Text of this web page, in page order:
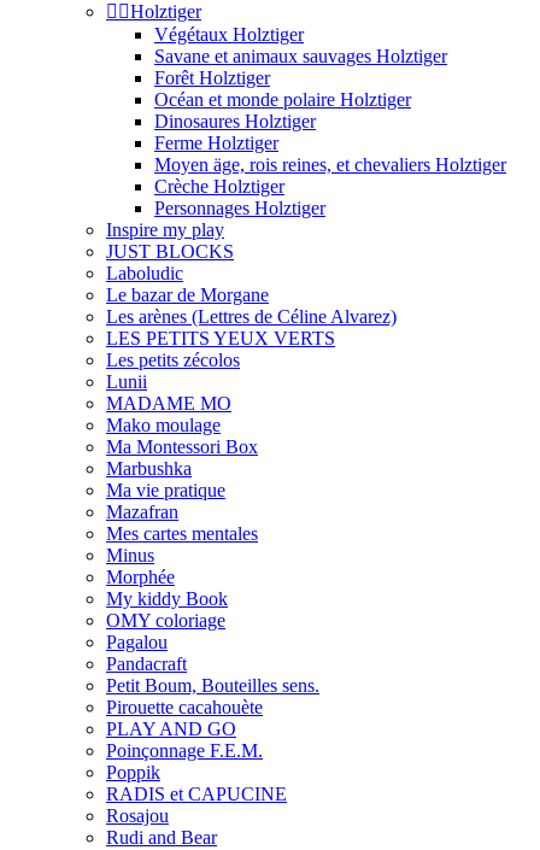
 Holztiger
Végétaux Holztiger
Savane et animaux sauvages Holztiger
Forêt Holztiger
Océan et monde polaire Holztiger
Dinosaures Holztiger
Ferme Holztiger
Moyen äge, rois reines, et chevaliers Holztiger
Crèche Holztiger
Personnages Holztiger
Inspire my play
JUST BLOCKS
Laboludic
Le bazar de Morgane
Les arènes (Lettres de Céline Alvarez)
LES PETITS YEUX VERTS
Les petits zécolos
Lunii
MADAME MO
Mako moulage
Ma Montessori Box
Marbushka
Ma vie pratique
Mazafran
Mes cartes mentales
Minus
Morphée
My kiddy Book
OMY coloriage
Pagalou
Pandacraft
Petit Boum, Bouteilles sens.
Pirouette cacahouète
PLAY AND GO
Poinçonnage F.E.M.
Poppik
RADIS et CAPUCINE
Rosajou
Rudi and Bear